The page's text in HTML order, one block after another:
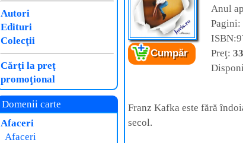
Cartea:Kafka
pilule inspiratoare
Cumpăr
Anul
Pagini:
Preţ:
Franz Kafka este fără
secol.
Autori
Edituri
Colecţii
Cărţi la preţ
promoţional
Domenii carte
Afaceri
Afaceri